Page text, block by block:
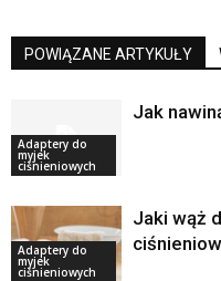
POWIĄZANE ARTYKUŁY
Adaptery do
myjek
ciśnieniowych
Jak
Adaptery do
myjek
ciśnieniowych
Jaki wąż